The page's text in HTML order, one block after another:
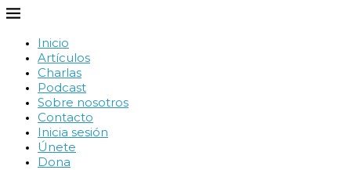
Inicio
Artículos
Charlas
Podcast
Sobre nosotros
Contacto
Inicia sesión
Únete
Dona